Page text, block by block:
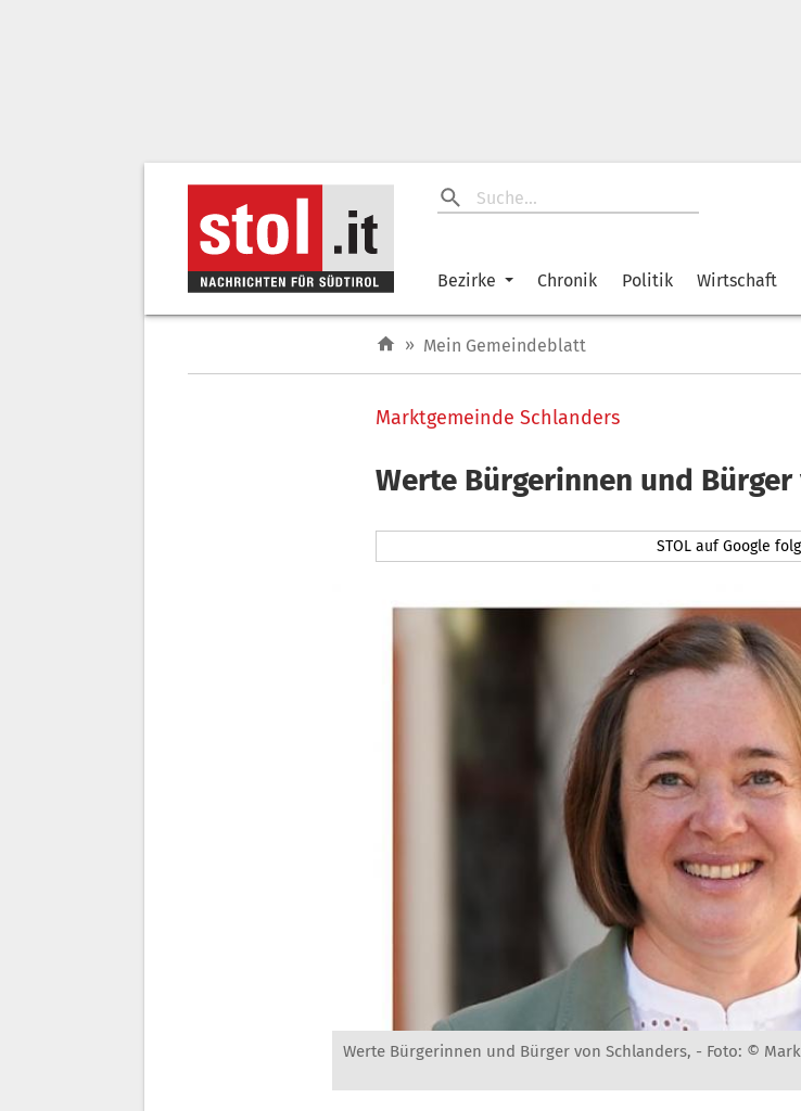
Bezirke Chronik Politik Wirtschaft
» Mein Gemeindeblatt
Marktgemeinde Schlanders
Werte Bürgerinnen und
STOL auf Google
Werte Bürgerinnen und Bürger von Schlanders, - Foto: ©